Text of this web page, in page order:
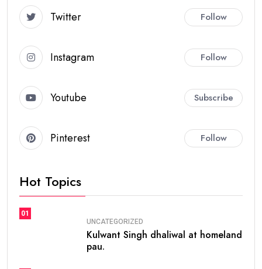
Twitter Follow
Instagram Follow
Youtube Subscribe
Pinterest Follow
Hot Topics
01
UNCATEGORIZED
Kulwant Singh dhaliwal at homeland
pau.